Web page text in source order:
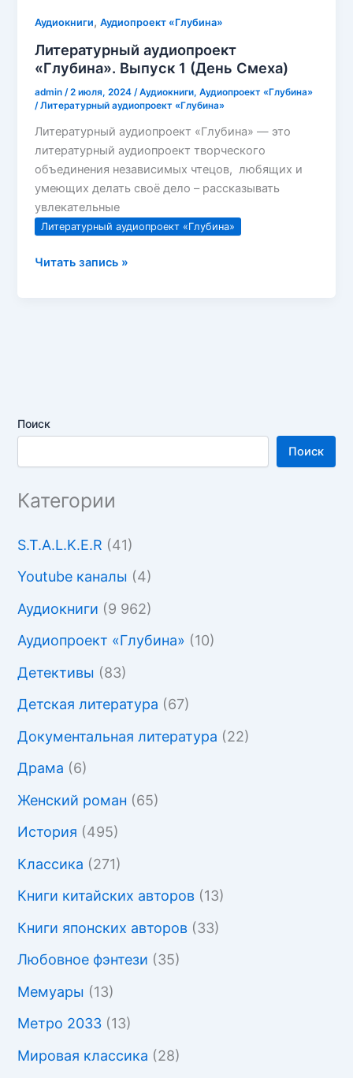
Аудиокниги,Аудиопроект «Глубина»
Литературный аудиопроект
«Глубина». Выпуск 1 (День Смеха)
admin/2 июля, 2024/Аудиокниги,Аудиопроект «Глубина»
/Литературный аудиопроект «Глубина»
Литературный аудиопроект «Глубина» — это
литературный аудиопроект творческого
объединения независимых чтецов, любящих и
умеющих делать своё дело – рассказывать
увлекательные
Литературный аудиопроект «Глубина»
Литературный
Читать запись »
Поиск
Поиск
Категории
S.T.A.L.K.E.R (41)
Youtube каналы (4)
Аудиокниги (9 962)
Аудиопроект «Глубина» (10)
Детективы (83)
Детская литература (67)
Документальная литература (22)
Драма (6)
Женский роман (65)
История (495)
Классика (271)
Книги китайских авторов (13)
Книги японских авторов (33)
Любовное фэнтези (35)
Мемуары (13)
Метро 2033 (13)
Мировая классика (28)